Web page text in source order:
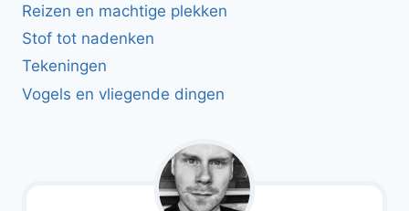
Reizen en machtige plekken
Stof tot nadenken
Tekeningen
Vogels en vliegende dingen